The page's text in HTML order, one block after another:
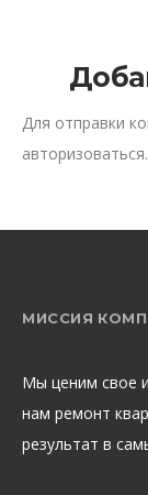
Для отправки
авторизоваться.
МИССИЯ
Мы ценим свое
нам ремонт
результат в